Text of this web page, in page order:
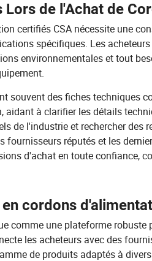
Lors de l'Achat de
certifiés CSA nécessite une
spécifiques. Les
environnementales et tout
souvent des fiches techniques
aidant à clarifier les détails
de l'industrie et rechercher des
fournisseurs réputés et les
d'achat en toute confiance,
cordons
comme une plateforme
les acheteurs avec des
de produits adaptés à